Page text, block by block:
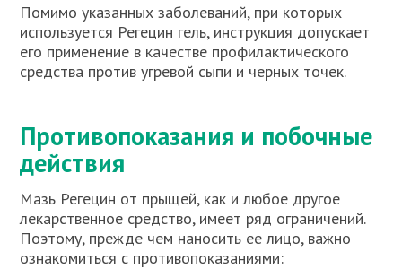
Помимо указанных заболеваний, при которых
используется Регецин гель, инструкция допускает
его применение в качестве профилактического
средства против угревой сыпи и черных точек.
Противопоказания и побочные
действия
Мазь Регецин от прыщей, как и любое другое
лекарственное средство, имеет ряд ограничений.
Поэтому, прежде чем наносить ее лицо, важно
ознакомиться с противопоказаниями: